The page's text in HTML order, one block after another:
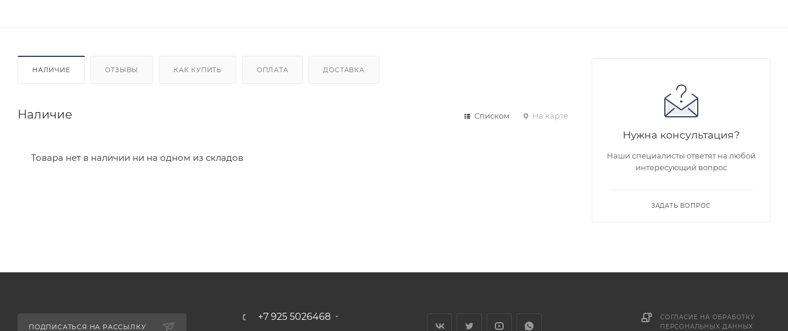
НАЛИЧИЕ ОТЗЫВЫ КАК КУПИТЬ ОПЛАТА ДОСТАВКА
Наличие Списком На карте
Товара нет в наличии ни на одном из складов
Нужна консультация?
Наши специалисты ответят на любой
интересующий вопрос
ЗАДАТЬ ВОПРОС
ПОДПИСАТЬСЯ НА РАССЫЛКУ
+7 925 5026468
СОГЛАСИЕ НА ОБРАБОТКУ
ПЕРСОНАЛЬНЫХ ДАННЫХ